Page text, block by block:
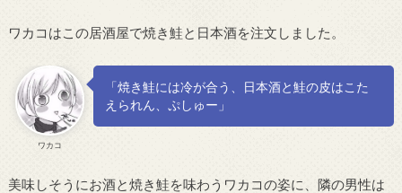
ワカコはこの居酒屋で焼き鮭と日本酒を注文しました。
ワカコ
「焼き鮭には冷が合う、日本酒と鮭の皮はこた
えられん、ぷしゅー」
美味しそうにお酒と焼き鮭を味わうワカコの姿に、隣の男性は